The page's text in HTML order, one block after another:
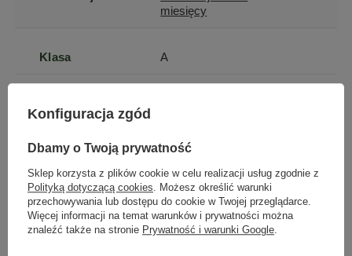
miesięcy
Klasa A
produktu
produktu
Głębokość
20
Konfiguracja zgód
Dbamy o Twoją prywatność
Sklep korzysta z plików cookie w celu realizacji usług zgodnie z
Polityką dotyczącą cookies . Możesz określić warunki
przechowywania lub dostępu do cookie w Twojej przeglądarce.
Więcej informacji na temat warunków i prywatności można
znaleźć także na stronie Prywatność i warunki Google